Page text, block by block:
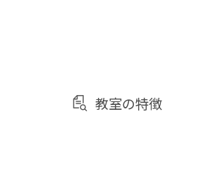
教室の特徴